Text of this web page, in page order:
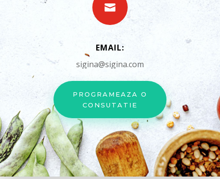

EMAIL:
sigina@sigina.com
PROGRAMEAZA O
CONSUTATIE